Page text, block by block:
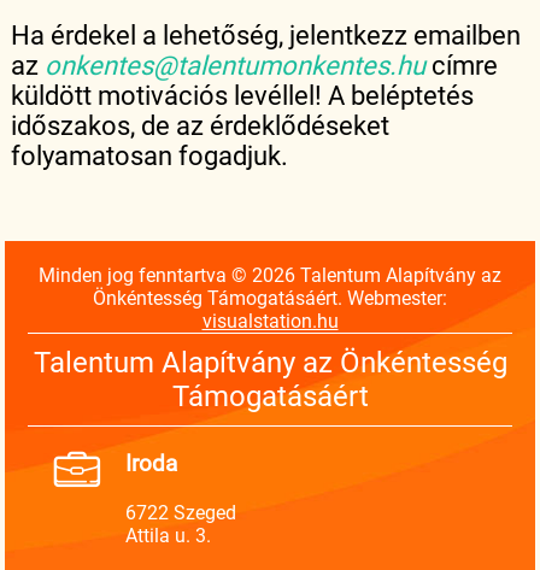
Ha érdekel a lehetőség, jelentkezz emailben
az onkentes@talentumonkentes.hucímre
küldött motivációs levéllel! A beléptetés
időszakos, de az érdeklődéseket
folyamatosan fogadjuk.
Minden jog fenntartva © 2026 Talentum Alapítvány az
Önkéntesség Támogatásáért. Webmester:
visualstation.hu
Talentum Alapítvány az Önkéntesség
Támogatásáért
Iroda
6722 Szeged
Attila u. 3.